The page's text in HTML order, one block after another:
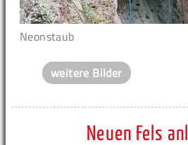
Neonstaub
weitere Bilder
Neuen Fels